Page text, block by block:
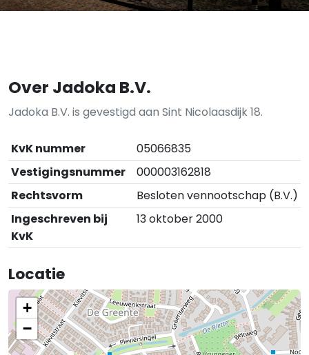
Over Jadoka B.V.
Jadoka B.V. is gevestigd aan Sint Nicolaasdijk 18.
KvK nummer
05066835
Vestigingsnummer
000003162818
Rechtsvorm
Besloten vennootschap (B.V.)
Ingeschreven bij
KvK
13 oktober 2000
Locatie
+
−